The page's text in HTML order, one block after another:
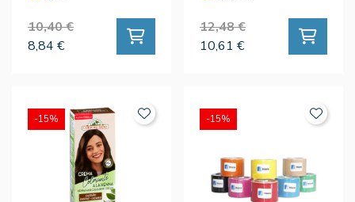
10,40 €
8,84 €
12,48 €
10,61 €
-15% -15%